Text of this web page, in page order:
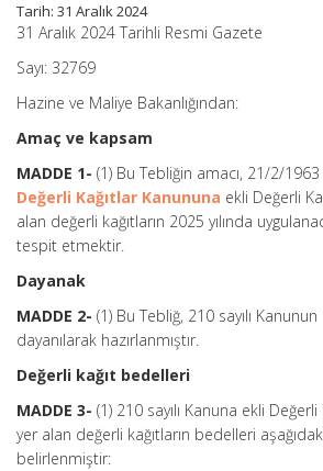
Tarih: 31 Aralık 2024
31 Aralık 2024 Tarihli Resmi Gazete
Sayı: 32769
Hazine ve Maliye Bakanlığından:
Amaç ve kapsam
MADDE 1- (1) Bu Tebliğin amacı, 21/2/
Değerli Kağıtlar Kanununa ekli Değerli
alan değerli kağıtların 2025 yılında
tespit etmektir.
Dayanak
MADDE 2- (1) Bu Tebliğ, 210 sayılı
dayanılarak hazırlanmıştır.
Değerli kağıt bedelleri
MADDE 3- (1) 210 sayılı Kanuna ekli
yer alan değerli kağıtların bedelleri
belirlenmiştir: